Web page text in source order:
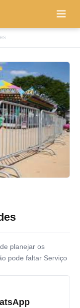
planejar os
pode faltar Serviço